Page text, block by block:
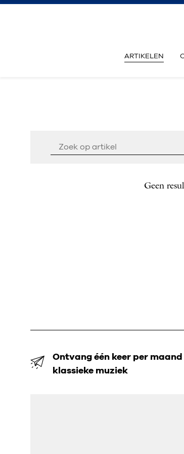
ARTIKELEN
Geen
Ontvang één keer per
klassieke muziek